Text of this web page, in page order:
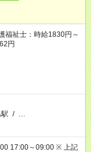
福祉士：時給1830円～
円
/ …
～09:00 ※ 上記